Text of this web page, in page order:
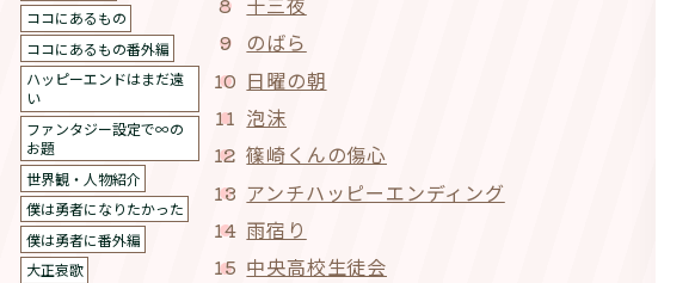
ココにあるもの
ココにあるもの番外編
ハッピーエンドはまだ遠
い
ファンタジー設定で∞の
お題
世界観・人物紹介
僕は勇者になりたかった
僕は勇者に番外編
大正哀歌
のばら
日曜の朝
泡沫
篠崎くんの傷心
アンチハッピーエンディング
雨宿り
中央高校生徒会